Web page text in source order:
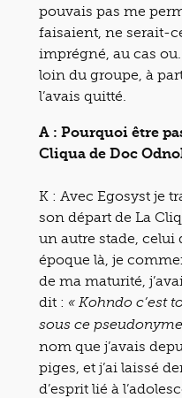
pouvais pas me
faisaient, ne serait-
imprégné, au cas
loin du groupe, à
l’avais quitté.
A : Pourquoi être
Cliqua de Doc
K : Avec Egosyst je
son départ de La
un autre stade, celui
époque là, je
de ma maturité,
dit : « Kohndo c’est
sous ce
nom que j’avais
piges, et j’ai laissé
d’esprit lié à